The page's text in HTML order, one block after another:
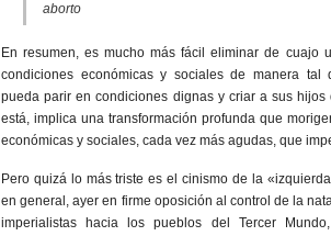
aborto
En resumen, es mucho más fácil eliminar de cuajo
condiciones económicas y sociales de manera tal
pueda parir en condiciones dignas y criar a sus
está, implica una transformación profunda que
económicas y sociales, cada vez más agudas, que
Pero quizá lo más triste es el cinismo de la
en general, ayer en firme oposición al control de la
imperialistas hacia los pueblos del Tercer Mundo,